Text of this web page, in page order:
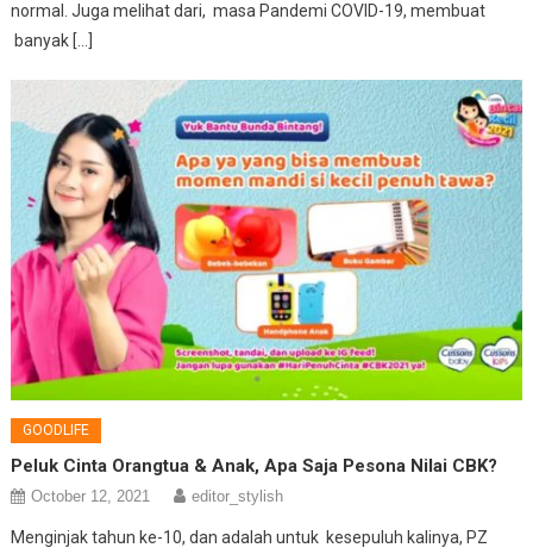
normal. Juga melihat dari, masa Pandemi COVID-19, membuat
banyak […]
GOODLIFE
Peluk Cinta Orangtua & Anak, Apa Saja Pesona Nilai CBK?
October 12, 2021 editor_stylish
Menginjak tahun ke-10, dan adalah untuk kesepuluh kalinya, PZ